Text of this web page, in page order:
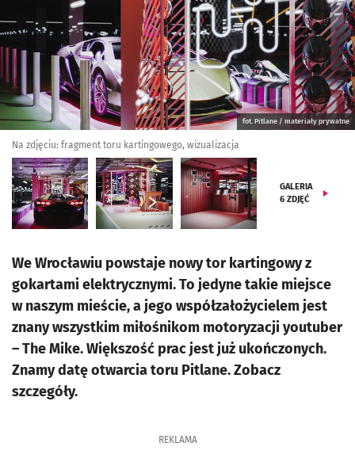
fot. Pitlane / materiały prywatne
Na zdjęciu: fragment toru kartingowego, wizualizacja
GALERIA
6 ZDJĘĆ
We Wrocławiu powstaje nowy tor kartingowy z
gokartami elektrycznymi. To jedyne takie miejsce
w naszym mieście, a jego współzałożycielem jest
znany wszystkim miłośnikom motoryzacji youtuber
– The Mike. Większość prac jest już ukończonych.
Znamy datę otwarcia toru Pitlane. Zobacz
szczegóły.
REKLAMA